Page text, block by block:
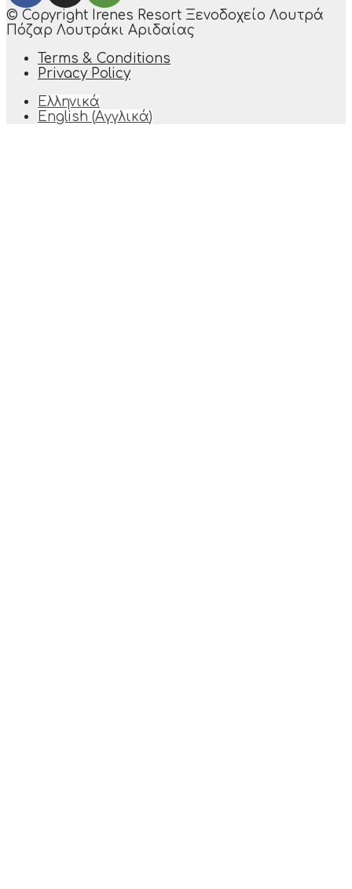
© Copyright Irenes Resort Ξενοδοχείο Λουτρά
Πόζαρ Λουτράκι Αριδαίας
Terms & Conditions
Privacy Policy
Ελληνικά
English (Αγγλικά)